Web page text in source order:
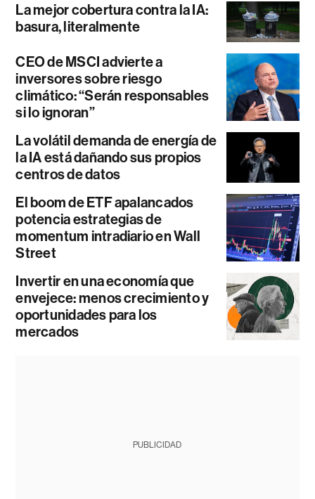
La mejor cobertura contra la IA:
basura, literalmente
CEO de MSCI advierte a
inversores sobre riesgo
climático: “Serán responsables
si lo ignoran”
La volátil demanda de energía de
la IA está dañando sus propios
centros de datos
El boom de ETF apalancados
potencia estrategias de
momentum intradiario en Wall
Street
Invertir en una economía que
envejece: menos crecimiento y
oportunidades para los
mercados
PUBLICIDAD